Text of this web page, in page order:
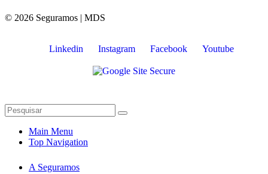
© 2026 Seguramos | MDS
Linkedin Instagram Facebook Youtube
Main Menu
Top Navigation
A Seguramos